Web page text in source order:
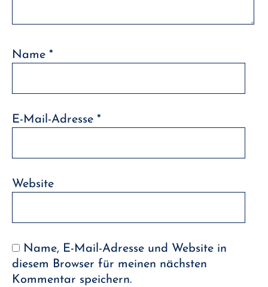
Name *
E-Mail-Adresse *
Website
Name, E-Mail-Adresse und Website in
diesem Browser für meinen nächsten
Kommentar speichern.